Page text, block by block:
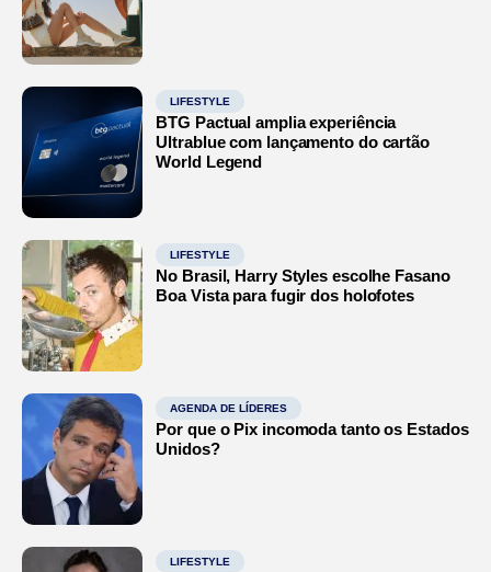
LIFESTYLE
BTG Pactual amplia experiência
Ultrablue com lançamento do cartão
World Legend
LIFESTYLE
No Brasil, Harry Styles escolhe Fasano
Boa Vista para fugir dos holofotes
AGENDA DE LÍDERES
Por que o Pix incomoda tanto os Estados
Unidos?
LIFESTYLE